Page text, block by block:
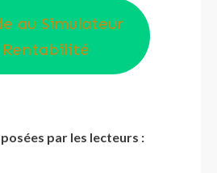
au Simulateur
Rentabilité
par les lecteurs :